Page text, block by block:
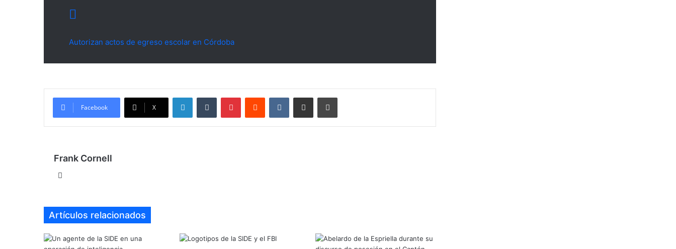
Autorizan actos de egreso escolar en Córdoba
Facebook X
LinkedInTumblr PinterestReddit VKontakte
Compartir por mail Imprimir
Frank Cornell
Artículos relacionados